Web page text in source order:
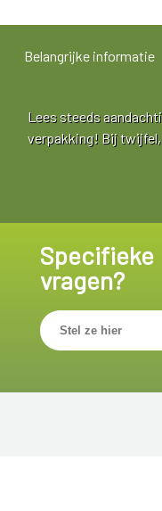
Belangrijke informatie
Lees steeds
verpakking! Bij twijfel,
Specifieke
vragen?